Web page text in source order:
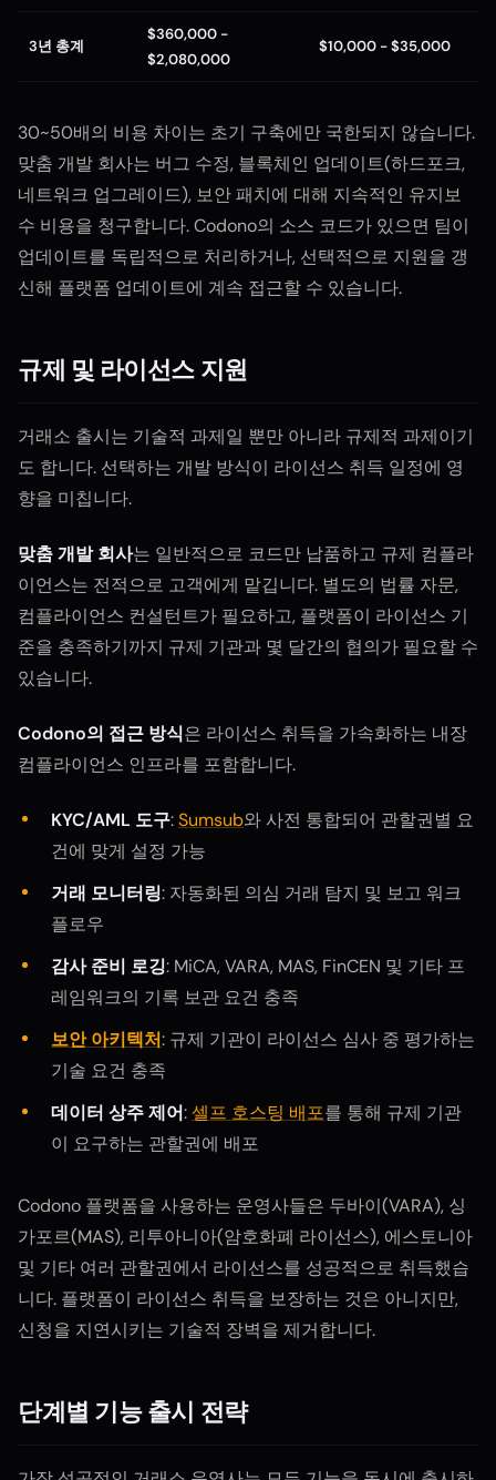
3년 총계
$360,000 -
$2,080,000
$10,000 - $35,000
30~50배의 비용 차이는 초기 구축에만 국한되지 않습니다.
맞춤 개발 회사는 버그 수정, 블록체인 업데이트(하드포크,
네트워크 업그레이드), 보안 패치에 대해 지속적인 유지보
수 비용을 청구합니다. Codono의 소스 코드가 있으면 팀이
업데이트를 독립적으로 처리하거나, 선택적으로 지원을 갱
신해 플랫폼 업데이트에 계속 접근할 수 있습니다.
규제 및 라이선스 지원
거래소 출시는 기술적 과제일 뿐만 아니라 규제적 과제이기
도 합니다. 선택하는 개발 방식이 라이선스 취득 일정에 영
향을 미칩니다.
맞춤 개발 회사는 일반적으로 코드만 납품하고 규제 컴플라
이언스는 전적으로 고객에게 맡깁니다. 별도의 법률 자문,
컴플라이언스 컨설턴트가 필요하고, 플랫폼이 라이선스 기
준을 충족하기까지 규제 기관과 몇 달간의 협의가 필요할 수
있습니다.
Codono의 접근 방식은 라이선스 취득을 가속화하는 내장
컴플라이언스 인프라를 포함합니다.
KYC/AML 도구:Sumsub와 사전 통합되어 관할권별 요
건에 맞게 설정 가능
거래 모니터링: 자동화된 의심 거래 탐지 및 보고 워크
플로우
감사 준비 로깅: MiCA, VARA, MAS, FinCEN 및 기타 프
레임워크의 기록 보관 요건 충족
보안 아키텍처: 규제 기관이 라이선스 심사 중 평가하는
기술 요건 충족
데이터 상주 제어:셀프 호스팅 배포를 통해 규제 기관
이 요구하는 관할권에 배포
Codono 플랫폼을 사용하는 운영사들은 두바이(VARA), 싱
가포르(MAS), 리투아니아(암호화폐 라이선스), 에스토니아
및 기타 여러 관할권에서 라이선스를 성공적으로 취득했습
니다. 플랫폼이 라이선스 취득을 보장하는 것은 아니지만,
신청을 지연시키는 기술적 장벽을 제거합니다.
단계별 기능 출시 전략